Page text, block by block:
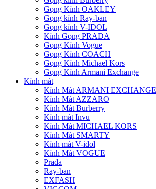
Gọng Kính OAKLEY
Gọng kính Ray-ban
Gọng kính V-IDOL
Kính Gọng PRADA
Gọng Kính Vogue
Gọng Kính COACH
Gọng Kính Michael Kors
Gọng Kính Armani Exchange
Kính mát
Kính Mát ARMANI EXCHANGE
Kính Mát AZZARO
Kính Mát Burberry
Kính mát Invu
Kính Mát MICHAEL KORS
Kính Mát SMARTY
Kính mát V-idol
Kính Mát VOGUE
Prada
Ray-ban
EXFASH